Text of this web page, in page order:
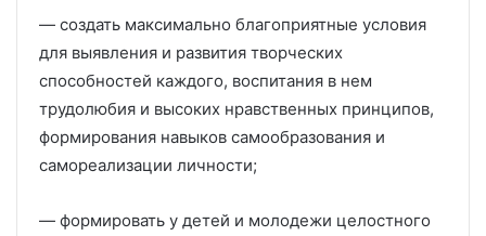
— создать максимально благоприятные условия
для выявления и развития творческих
способностей каждого, воспитания в нем
трудолюбия и высоких нравственных принципов,
формирования навыков самообразования и
самореализации личности;
— формировать у детей и молодежи целостного